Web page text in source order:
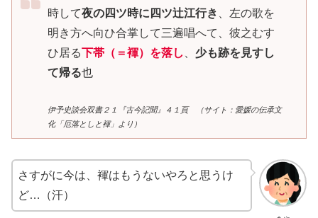
時して夜の四ツ時に四ツ辻江行き
、左の歌を
明き方へ向ひ合掌して三遍唱へて、彼之むす
ひ居る下帯 （ ＝褌） を落し
少も跡を見すし
て帰る也
伊予史談会双書２１『古今記聞』４１頁 （サイト：愛媛の伝承文
化「厄落としと褌」より）
さすがに今は、褌はもうないやろと思うけ
ど…（汗）